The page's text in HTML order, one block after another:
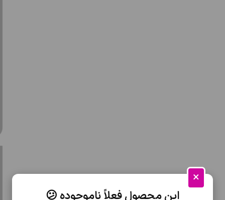
×
این محصول فعلاً ناموجوده 😕